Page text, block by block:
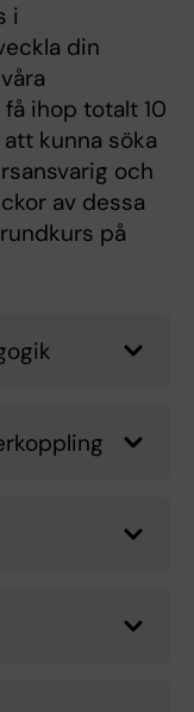
i
din
ihop totalt 10
kunna söka
och
av dessa
på